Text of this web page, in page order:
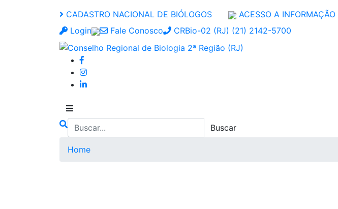
CADASTRO NACIONAL DE BIÓLOGOS
ACESSO A INFORMAÇÃO
Login
Fale Conosco CRBio-02 (RJ) (21) 2142-5700
Home